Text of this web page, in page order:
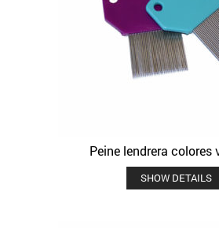
Peine lendrera colores
SHOW DETAILS